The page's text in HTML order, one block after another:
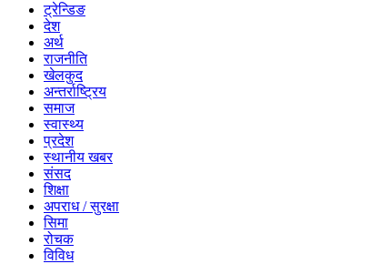
ट्रेन्डिङ
देश
अर्थ
राजनीति
खेलकुद
अन्तर्राष्ट्रिय
समाज
स्वास्थ्य
प्रदेश
स्थानीय खबर
संसद
शिक्षा
अपराध / सुरक्षा
सिमा
रोचक
विविध